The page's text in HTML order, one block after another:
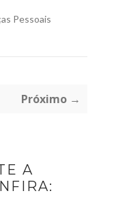
Pessoais
Próximo →
A